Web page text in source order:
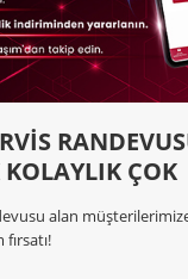
ÇOK
alan